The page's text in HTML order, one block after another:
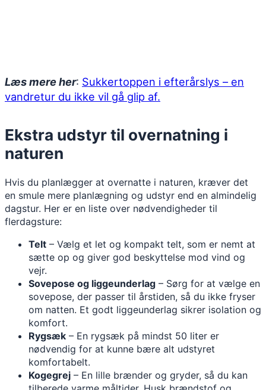
Læs mere her: Sukkertoppen i efterårslys – en
vandretur du ikke vil gå glip af.
Ekstra udstyr til overnatning i
naturen
Hvis du planlægger at overnatte i naturen, kræver det
en smule mere planlægning og udstyr end en almindelig
dagstur. Her er en liste over nødvendigheder til
flerdagsture:
Telt – Vælg et let og kompakt telt, som er nemt at
sætte op og giver god beskyttelse mod vind og
vejr.
Sovepose og liggeunderlag – Sørg for at vælge en
sovepose, der passer til årstiden, så du ikke fryser
om natten. Et godt liggeunderlag sikrer isolation og
komfort.
Rygsæk – En rygsæk på mindst 50 liter er
nødvendig for at kunne bære alt udstyret
komfortabelt.
Kogegrej – En lille brænder og gryder, så du kan